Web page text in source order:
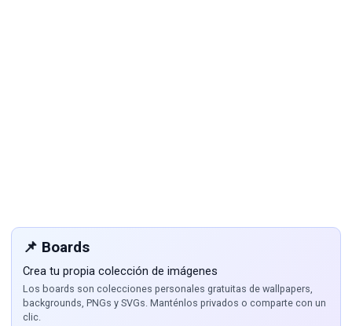
📌 Boards
Crea tu propia colección de imágenes
Los boards son colecciones personales gratuitas de wallpapers,
backgrounds, PNGs y SVGs. Manténlos privados o comparte con un
clic.